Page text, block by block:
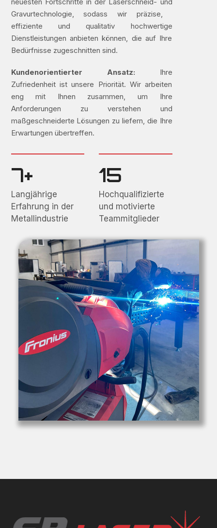
Gravurtechnologie, sodass wir präzise, ​​
effiziente und qualitativ hochwertige
Dienstleistungen anbieten können, die auf Ihre
Bedürfnisse zugeschnitten sind.
Kundenorientierter Ansatz: Ihre
Zufriedenheit ist unsere Priorität. Wir arbeiten
eng mit Ihnen zusammen, um Ihre
Anforderungen zu verstehen und
maßgeschneiderte Lösungen zu liefern, die Ihre
Erwartungen übertreffen.
7+
Langjährige
Erfahrung in der
Metallindustrie
15
Hochqualifizierte
und motivierte
Teammitglieder